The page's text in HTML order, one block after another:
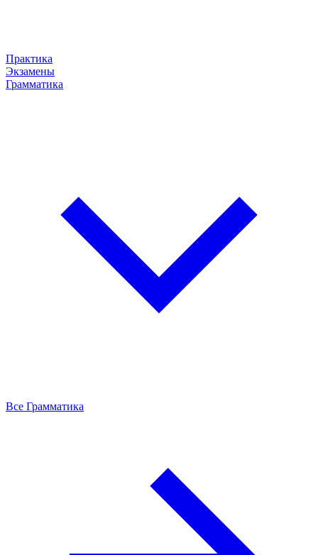
Практика
Экзамены
Грамматика
Все Грамматика